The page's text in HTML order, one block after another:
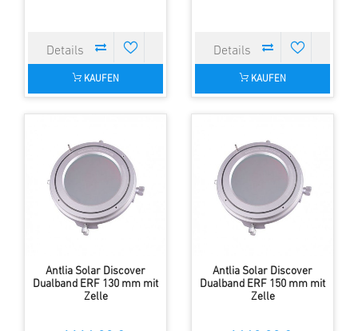
KAUFEN KAUFEN
Antlia Solar Discover
Dualband ERF 130 mm mit
Zelle
Antlia Solar Discover
Dualband ERF 150 mm mit
Zelle